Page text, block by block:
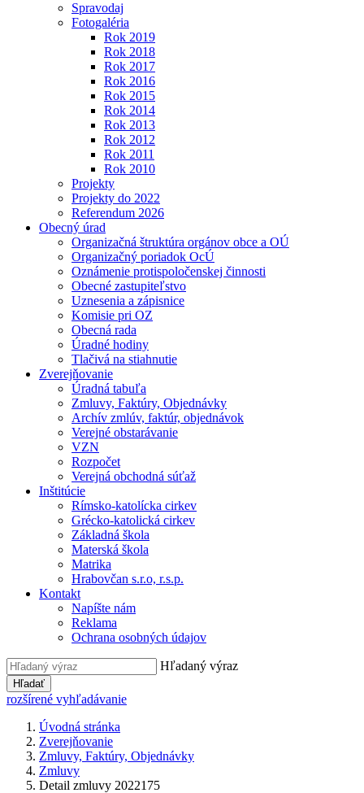
Spravodaj
Fotogaléria
Rok 2019
Rok 2018
Rok 2017
Rok 2016
Rok 2015
Rok 2014
Rok 2013
Rok 2012
Rok 2011
Rok 2010
Projekty
Projekty do 2022
Referendum 2026
Obecný úrad
Organizačná štruktúra orgánov obce a OÚ
Organizačný poriadok OcÚ
Oznámenie protispoločenskej činnosti
Obecné zastupiteľstvo
Uznesenia a zápisnice
Komisie pri OZ
Obecná rada
Úradné hodiny
Tlačivá na stiahnutie
Zverejňovanie
Úradná tabuľa
Zmluvy, Faktúry, Objednávky
Archív zmlúv, faktúr, objednávok
Verejné obstarávanie
VZN
Rozpočet
Verejná obchodná súťaž
Inštitúcie
Rímsko-katolícka cirkev
Grécko-katolická cirkev
Základná škola
Materská škola
Matrika
Hrabovčan s.r.o, r.s.p.
Kontakt
Napíšte nám
Reklama
Ochrana osobných údajov
Hľadaný výraz
Hľadať
rozšírené vyhľadávanie
Úvodná stránka
Zverejňovanie
Zmluvy, Faktúry, Objednávky
Zmluvy
Detail zmluvy 2022175